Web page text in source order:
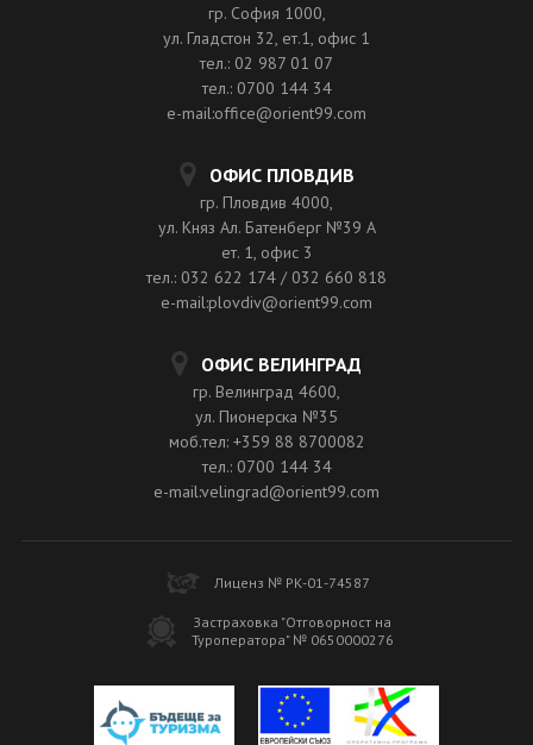
гр. София 1000,
ул. Гладстон 32, ет.1, офис 1
тел.: 02 987 01 07
тел.: 0700 144 34
e-mail:office@orient99.com
ОФИС ПЛОВДИВ
гр. Пловдив 4000,
ул. Княз Ал. Батенберг №39 A
ет. 1, офис 3
тел.: 032 622 174 / 032 660 818
e-mail:plovdiv@orient99.com
ОФИС ВЕЛИНГРАД
гр. Велинград 4600,
ул. Пионерска №35
моб.тел: +359 88 8700082
тел.: 0700 144 34
e-mail:velingrad@orient99.com
Лиценз № РК-01-74587
Застраховка "Отговорност на
Туроператора" № 0650000276